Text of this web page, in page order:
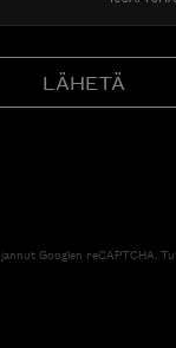
Googlen reCAPTCHA.